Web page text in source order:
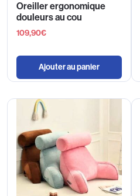
Oreiller ergonomique
douleurs au cou
109,90€
Ajouter au panier